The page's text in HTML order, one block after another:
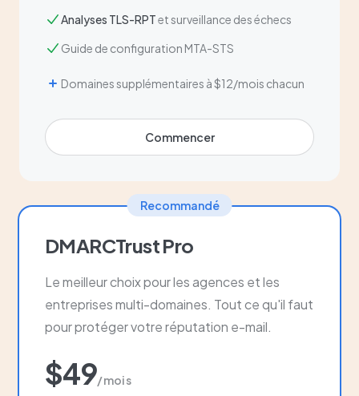
Analyses TLS-RPTet surveillance des échecs
Guide de configuration MTA-STS
Domaines supplémentaires à $12/mois chacun
Commencer
Recommandé
DMARCTrust Pro
Le meilleur choix pour les agences et les
entreprises multi-domaines. Tout ce qu'il faut
pour protéger votre réputation e-mail.
$49/mois